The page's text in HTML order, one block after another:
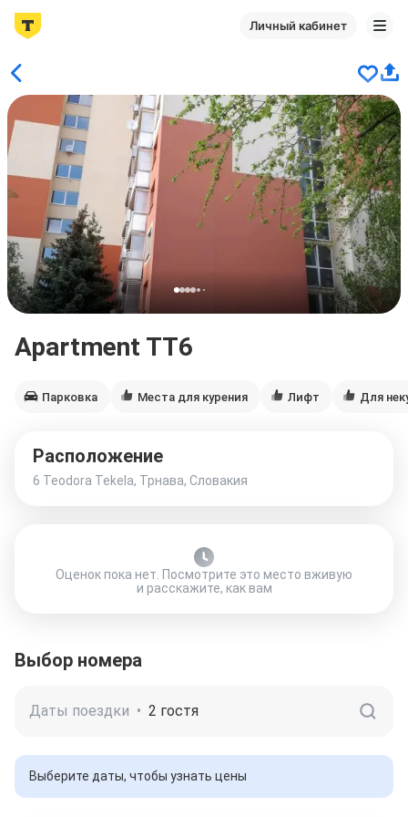
Личный кабинет
Apartment TT6
Парковка Места для курения Лифт Для
Расположение
6 Teodora Tekela, Трнава, Словакия
Оценок пока нет. Посмотрите это место вживую
и расскажите, как вам
Выбор номера
Даты поездки • 2 гостя
Выберите даты, чтобы узнать цены